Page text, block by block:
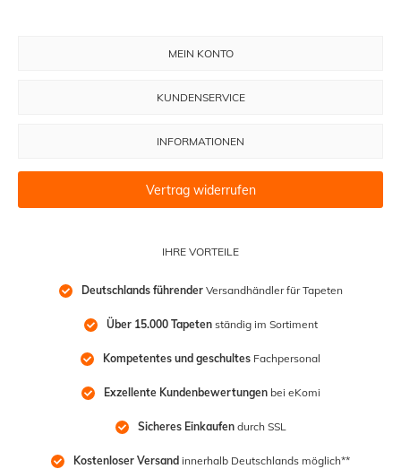
IHRE VORTEILE
Deutschlands führender Versandhändler für Tapeten
Über 15.000 Tapeten ständig im Sortiment
Kompetentes und geschultes Fachpersonal
Exzellente Kundenbewertungen bei eKomi
Sicheres Einkaufen durch SSL
Kostenloser Versand innerhalb Deutschlands möglich**
MEIN KONTO
KUNDENSERVICE
INFORMATIONEN
Vertrag widerrufen